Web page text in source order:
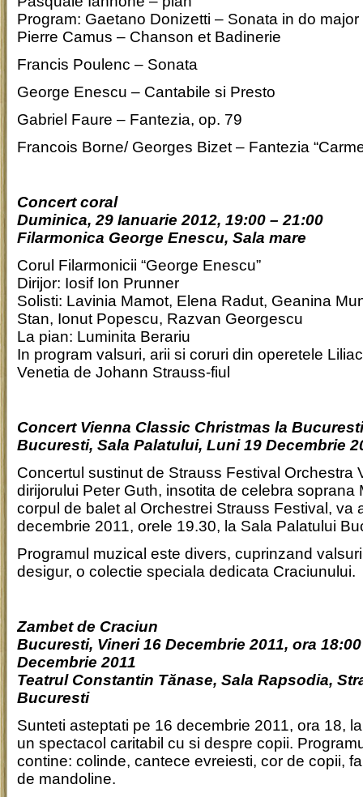
Program: Gaetano Donizetti – Sonata in do major
Pierre Camus – Chanson et Badinerie
Francis Poulenc – Sonata
George Enescu – Cantabile si Presto
Gabriel Faure – Fantezia, op. 79
Francois Borne/ Georges Bizet – Fantezia
Concert coral
Duminica, 29 Ianuarie 2012, 19:00 – 21:00
Filarmonica George Enescu, Sala mare
Corul Filarmonicii “George Enescu”
Dirijor: Iosif Ion Prunner
Solisti: Lavinia Mamot, Elena Radut, Geanina
Stan, Ionut Popescu, Razvan Georgescu
La pian: Luminita Berariu
In program valsuri, arii si coruri din operetele
Venetia de Johann Strauss-fiul
Concert Vienna Classic Christmas la Bucuresti
Bucuresti, Sala Palatului, Luni 19 Decembrie
Concertul sustinut de Strauss Festival Orchestra
dirijorului Peter Guth, insotita de celebra soprana
corpul de balet al Orchestrei Strauss Festival, va
decembrie 2011, orele 19.30, la Sala Palatului
Programul muzical este divers, cuprinzand
desigur, o colectie speciala dedicata Craciunului.
Zambet de Craciun
Bucuresti, Vineri 16 Decembrie 2011, ora
Decembrie 2011
Teatrul Constantin Tănase, Sala Rapsodia,
Bucuresti
Sunteti asteptati pe 16 decembrie 2011, ora 18,
un spectacol caritabil cu si despre copii.
contine: colinde, cantece evreiesti, cor de copii,
de mandoline.